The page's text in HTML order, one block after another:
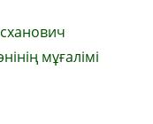
мұғалімі